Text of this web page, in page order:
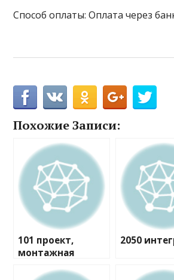
Способ оплаты: Оплата через
Похожие Записи:
101 проект,
монтажная
2050